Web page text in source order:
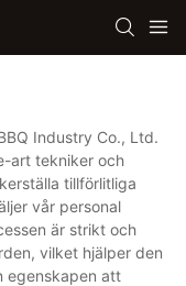
Industry Co., Ltd.
art tekniker och
tillförlitliga
vår personal
är strikt och
vilket hjälper den
egenskapen att